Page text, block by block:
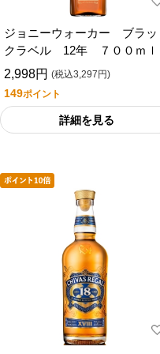
ジョニーウォーカー ブラッ
クラベル 12年 ７００ｍｌ
2,998円 (税込3,297円)
149ポイント
詳細を見る